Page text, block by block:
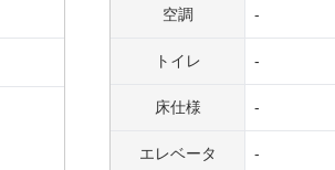
空調 -
トイレ -
床仕様 -
エレベータ -